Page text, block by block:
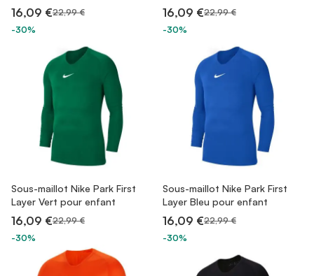
16,09 €22,99 €
-30%
16,09 €22,99 €
-30%
Sous-maillot Nike Park First
Layer Vert pour enfant
16,09 €22,99 €
-30%
Sous-maillot Nike Park First
Layer Bleu pour enfant
16,09 €22,99 €
-30%